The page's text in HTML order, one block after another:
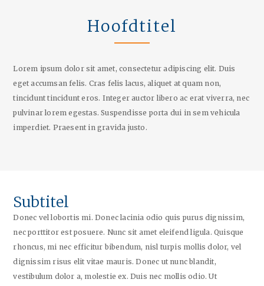
Hoofdtitel
Lorem ipsum dolor sit amet, consectetur adipiscing elit. Duis
eget accumsan felis. Cras felis lacus, aliquet at quam non,
tincidunt tincidunt eros. Integer auctor libero ac erat viverra, nec
pulvinar lorem egestas. Suspendisse porta dui in sem vehicula
imperdiet. Praesent in gravida justo.
Subtitel
Donec vel lobortis mi. Donec lacinia odio quis purus dignissim,
nec porttitor est posuere. Nunc sit amet eleifend ligula. Quisque
rhoncus, mi nec efficitur bibendum, nisl turpis mollis dolor, vel
dignissim risus elit vitae mauris. Donec ut nunc blandit,
vestibulum dolor a, molestie ex. Duis nec mollis odio. Ut